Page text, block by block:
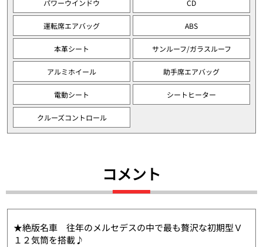
パワーウインドウ CD
運転席エアバッグ ABS
本革シート サンルーフ/ガラスルーフ
アルミホイール 助手席エアバッグ
電動シート シートヒーター
クルーズコントロール
コメント
★絶版名車 往年のメルセデスの中で最も贅沢な初期型Ｖ
１２気筒を搭載♪